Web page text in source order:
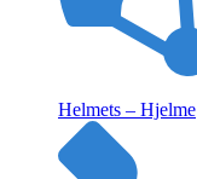
Helmets – Hjelme